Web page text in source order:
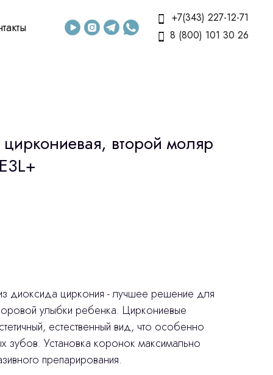
+7(343) 227-12-71
8 (800) 101 30 26
циркониевая, второй моляр
диоксида циркония - лучшее решение для
улыбки ребенка. Циркониевые
естественный вид, что особенно
зубов. Установка коронок максимально
препарирования.